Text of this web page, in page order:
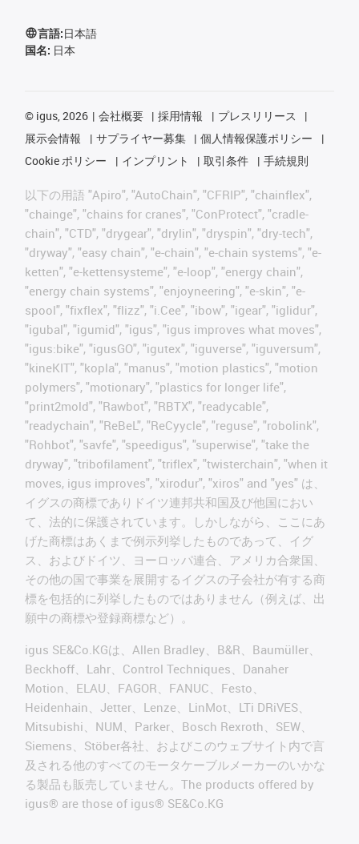
言語:日本語
国名: 日本
© igus, 2026 会社概要 採用情報
プレスリリース
展示会情報
サプライヤー募集
個人情報保護ポリシー
Cookie ポリシー
インプリント 取引条件 手続規則
以下の用語 "Apiro", "AutoChain", "CFRIP", "chainflex",
"chainge", "chains for cranes", "ConProtect", "cradle-
chain", "CTD", "drygear", "drylin", "dryspin", "dry-tech",
"dryway", "easy chain", "e-chain", "e-chain systems", "e-
ketten", "e-kettensysteme", "e-loop", "energy chain",
"energy chain systems", "enjoyneering", "e-skin", "e-
spool", "fixflex", "flizz", "i.Cee", "ibow", "igear", "iglidur",
"igubal", "igumid", "igus", "igus improves what moves",
"igus:bike", "igusGO", "igutex", "iguverse", "iguversum",
"kineKIT", "kopla", "manus", "motion plastics", "motion
polymers", "motionary", "plastics for longer life",
"print2mold", "Rawbot", "RBTX", "readycable",
"readychain", "ReBeL", "ReCyycle", "reguse", "robolink",
"Rohbot", "savfe", "speedigus", "superwise", "take the
dryway", "tribofilament", "triflex", "twisterchain", "when it
moves, igus improves", "xirodur", "xiros" and "yes" は、
イグスの商標でありドイツ連邦共和国及び他国におい
て、法的に保護されています。しかしながら、ここにあ
げた商標はあくまで例示列挙したものであって、イグ
ス、およびドイツ、ヨーロッパ連合、アメリカ合衆国、
その他の国で事業を展開するイグスの子会社が有する商
標を包括的に列挙したものではありません（例えば、出
願中の商標や登録商標など）。
igus SE&Co.KGは、Allen Bradley、B&R、Baumüller、
Beckhoff、Lahr、Control Techniques、Danaher
Motion、ELAU、FAGOR、FANUC、Festo、
Heidenhain、Jetter、Lenze、LinMot、LTi DRiVES、
Mitsubishi、NUM、Parker、Bosch Rexroth、SEW、
Siemens、Stöber各社、およびこのウェブサイト内で言
及される他のすべてのモータケーブルメーカーのいかな
る製品も販売していません。The products offered by
igus® are those of igus® SE&Co.KG